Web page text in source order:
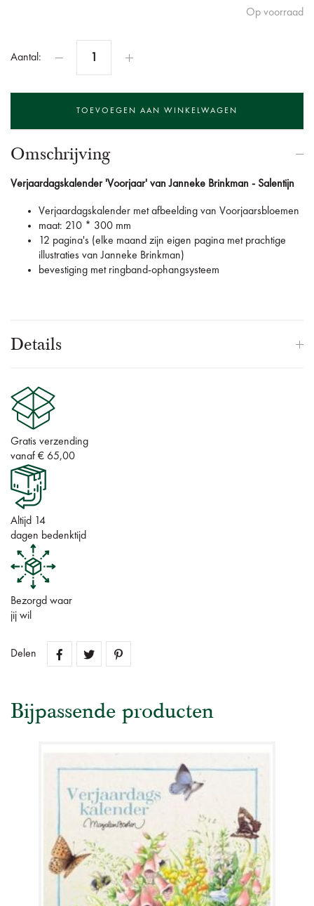
Op voorraad
Aantal:
Omschrijving
Verjaardagskalender 'Voorjaar' van Janneke Brinkman - Salentijn
Verjaardagskalender met afbeelding van Voorjaarsbloemen
maat: 210 * 300 mm
12 pagina's (elke maand zijn eigen pagina met prachtige
illustraties van Janneke Brinkman)
bevestiging met ringband-ophangsysteem
Details
Gratis verzending
vanaf € 65,00
Altijd 14
dagen bedenktijd
Bezorgd waar
jij wil
Delen
Bijpassende producten